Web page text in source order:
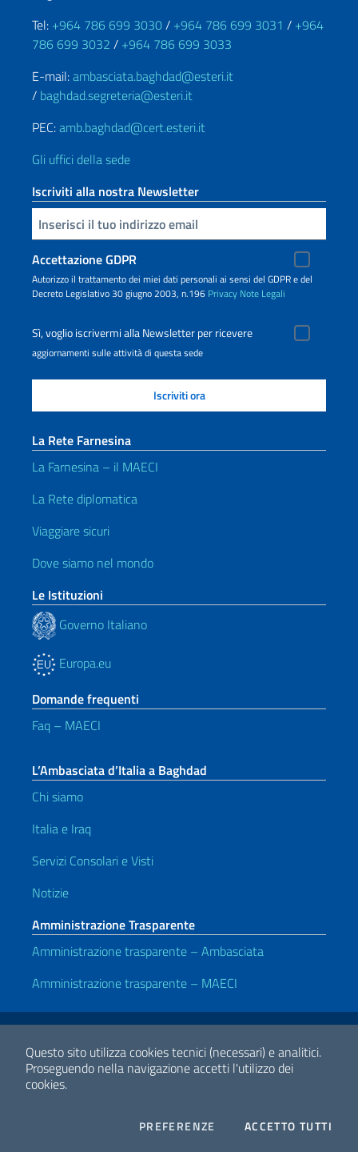
Questo sito utilizza cookies tecnici (necessari) e analitici.
Proseguendo nella navigazione accetti l'utilizzo dei
cookies.
PREFERENZE COOKIESACCETTO TUTTI
Tel: +964 786 699 3030/ +964 786 699 3031 / +964
786 699 3032 / +964 786 699 3033
E-mail:ambasciata.baghdad@esteri.it
/ baghdad.segreteria@esteri.it
PEC:amb.baghdad@cert.esteri.it
Gli uffici della sede
Iscriviti alla nostra Newsletter
Inserisci la tua email
Accettazione GDPR
Autorizzo il trattamento dei miei dati personali ai sensi del GDPR e del
Decreto Legislativo 30 giugno 2003, n.196 Privacy Note Legali
Sì, voglio iscrivermi alla Newsletter per ricevere
aggiornamenti sulle attività di questa sede
La Rete Farnesina
La Farnesina – il MAECI
La Rete diplomatica
Viaggiare sicuri
Dove siamo nel mondo
Le Istituzioni
Governo Italiano
Europa.eu
Domande frequenti
Faq – MAECI
L’Ambasciata d’Italia a Baghdad
Chi siamo
Italia e Iraq
Servizi Consolari e Visti
Notizie
Amministrazione Trasparente
Amministrazione trasparente – Ambasciata
Amministrazione trasparente – MAECI
Link Utili